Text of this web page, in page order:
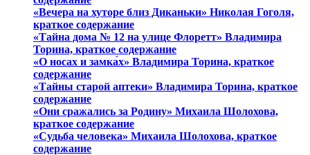
«Вечера на хуторе близ Диканьки» Николая Гоголя,
краткое содержание
«Тайна дома № 12 на улице Флоретт» Владимира
Торина, краткое содержание
«О носах и замка́х» Владимира Торина, краткое
содержание
«Тайны старой аптеки» Владимира Торина, краткое
содержание
«Они сражались за Родину» Михаила Шолохова,
краткое содержание
«Судьба человека» Михаила Шолохова, краткое
содержание